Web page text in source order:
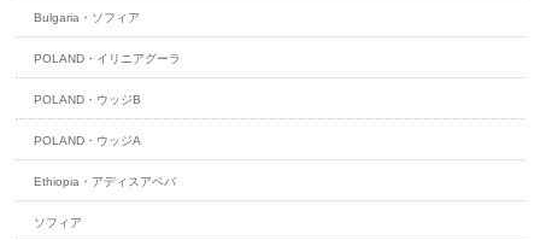
Bulgaria・ソフィア
POLAND・イリニアグーラ
POLAND・ウッジB
POLAND・ウッジA
Ethiopia・アディスアベバ
ソフィア